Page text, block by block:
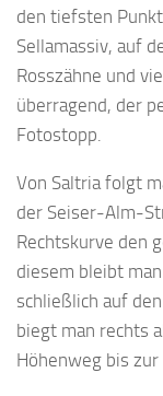
den tiefsten
Sellamassiv, auf
Rosszähne und
überragend, der
Fotostopp.
Von Saltria folgt
der Seiser-Alm-
Rechtskurve den
diesem bleibt
schließlich auf
biegt man rechts
Höhenweg bis